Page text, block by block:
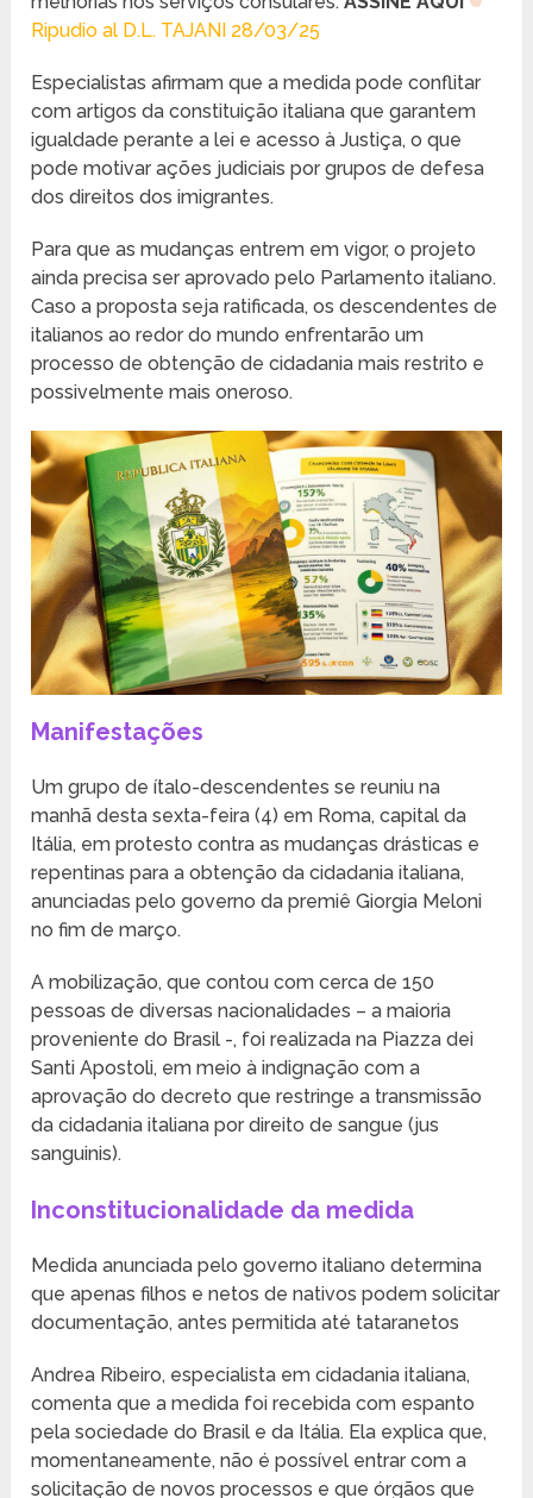
Ripudio al D​.​L. TAJANI 28/03/25
Especialistas afirmam que a medida pode conflitar
com artigos da constituição italiana que garantem
igualdade perante a lei e acesso à Justiça, o que
pode motivar ações judiciais por grupos de defesa
dos direitos dos imigrantes.
Para que as mudanças entrem em vigor, o projeto
ainda precisa ser aprovado pelo Parlamento italiano.
Caso a proposta seja ratificada, os descendentes de
italianos ao redor do mundo enfrentarão um
processo de obtenção de cidadania mais restrito e
possivelmente mais oneroso.
Manifestações
Um grupo de ítalo-descendentes se reuniu na
manhã desta sexta-feira (4) em Roma, capital da
Itália, em protesto contra as mudanças drásticas e
repentinas para a obtenção da cidadania italiana,
anunciadas pelo governo da premiê Giorgia Meloni
no fim de março.
A mobilização, que contou com cerca de 150
pessoas de diversas nacionalidades – a maioria
proveniente do Brasil -, foi realizada na Piazza dei
Santi Apostoli, em meio à indignação com a
aprovação do decreto que restringe a transmissão
da cidadania italiana por direito de sangue (jus
sanguinis).
Inconstitucionalidade da medida
Medida anunciada pelo governo italiano determina
que apenas filhos e netos de nativos podem solicitar
documentação, antes permitida até tataranetos
Andrea Ribeiro, especialista em cidadania italiana,
comenta que a medida foi recebida com espanto
pela sociedade do Brasil e da Itália. Ela explica que,
momentaneamente, não é possível entrar com a
solicitação de novos processos e que órgãos que